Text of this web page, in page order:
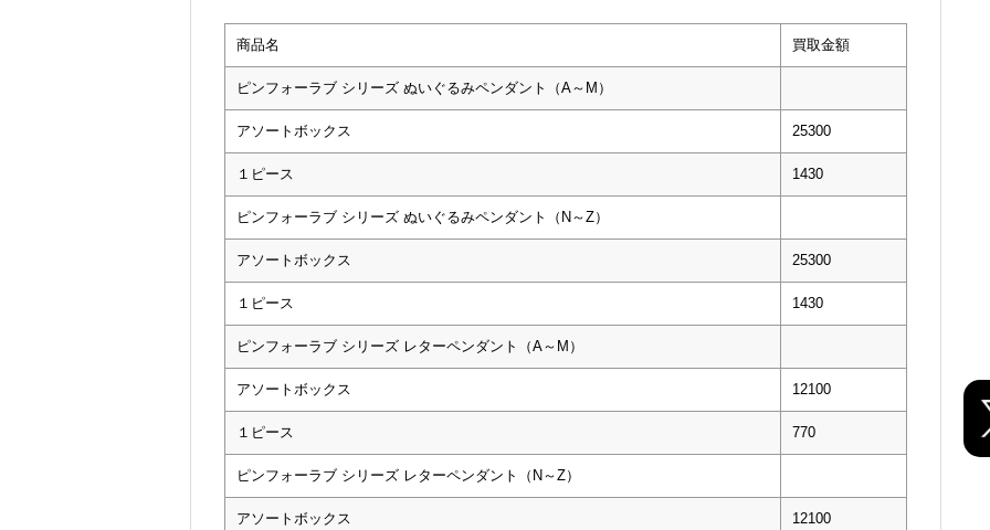
商品名 買取金額
ピンフォーラブ シリーズ ぬいぐるみペンダント（A～M）
アソートボックス 25300
１ピース 1430
ピンフォーラブ シリーズ ぬいぐるみペンダント（N～Z）
アソートボックス 25300
１ピース 1430
ピンフォーラブ シリーズ レターペンダント（A～M）
アソートボックス 12100
１ピース 770
ピンフォーラブ シリーズ レターペンダント（N～Z）
アソートボックス 12100